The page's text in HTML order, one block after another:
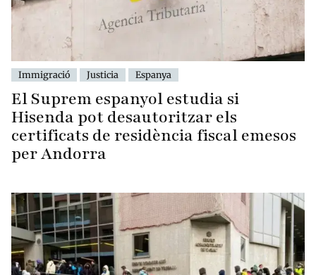
Immigració Justicia Espanya
El Suprem espanyol estudia si
Hisenda pot desautoritzar els
certificats de residència fiscal emesos
per Andorra